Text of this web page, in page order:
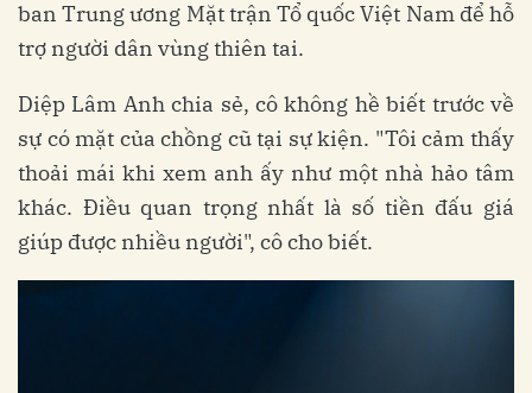
ban Trung ương Mặt trận Tổ quốc Việt Nam để hỗ
trợ người dân vùng thiên tai.
Diệp Lâm Anh chia sẻ, cô không hề biết trước về
sự có mặt của chồng cũ tại sự kiện. "Tôi cảm thấy
thoải mái khi xem anh ấy như một nhà hảo tâm
khác. Điều quan trọng nhất là số tiền đấu giá
giúp được nhiều người", cô cho biết.